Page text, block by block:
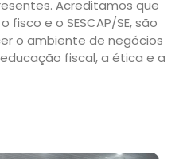
Acreditamos que
e o SESCAP/SE, são
o ambiente de negócios
fiscal, a ética e a